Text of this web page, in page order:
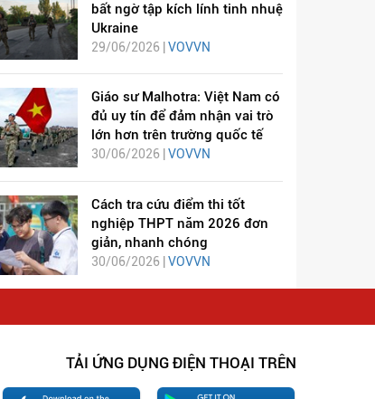
bất ngờ tập kích lính tinh nhuệ
Ukraine
29/06/2026 | VOVVN
Giáo sư Malhotra: Việt Nam có
đủ uy tín để đảm nhận vai trò
lớn hơn trên trường quốc tế
30/06/2026 | VOVVN
Cách tra cứu điểm thi tốt
nghiệp THPT năm 2026 đơn
giản, nhanh chóng
30/06/2026 | VOVVN
TẢI ỨNG DỤNG ĐIỆN THOẠI TRÊN